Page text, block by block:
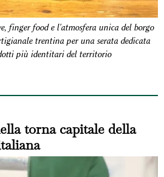
finger food e l'atmosfera unica del borgo
trentina per una serata dedicata
più identitari del territorio
torna capitale della